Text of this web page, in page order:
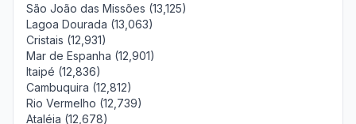
São João das Missões (13,125)
Lagoa Dourada (13,063)
Cristais (12,931)
Mar de Espanha (12,901)
Itaipé (12,836)
Cambuquira (12,812)
Rio Vermelho (12,739)
Ataléia (12,678)